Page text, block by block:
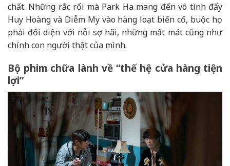
chất. Những rắc rối mà Park Ha mang đến vô tình đẩy
Huy Hoàng và Diễm My vào hàng loạt biến cố, buộc họ
phải đối diện với nỗi sợ hãi, những mất mát cũng như
chính con người thật của mình.
Bộ phim chữa lành về “thế hệ cửa hàng tiện
lợi”